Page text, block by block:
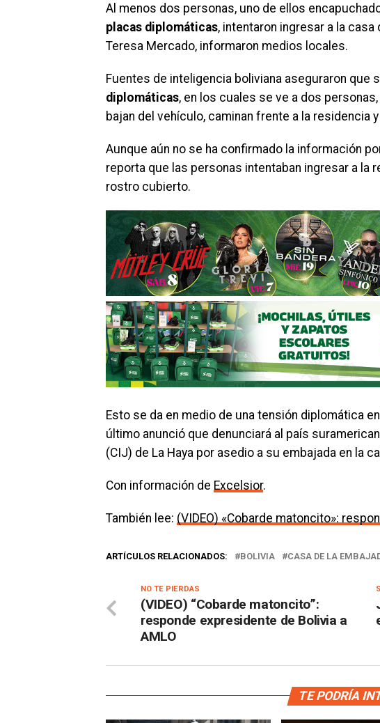
Al menos dos personas, uno de ellos
placas diplomáticas, intentaron ingresar a la
Teresa Mercado, informaron medios locales.
Fuentes de inteligencia boliviana aseguraron que
diplomáticas, en los cuales se ve a dos
bajan del vehículo, caminan frente a la residencia
Aunque aún no se ha confirmado la información
reporta que las personas intentaban ingresar a la
rostro cubierto.
Esto se da en medio de una tensión diplomática
último anunció que denunciará al país
(CIJ) de La Haya por asedio a su embajada en la
Con información de Excelsior.
También lee: (VIDEO) «Cobarde matoncito»:
ARTÍCULOS RELACIONADOS: BOLIVIA CASA DE LA
NO TE PIERDAS
(VIDEO) “Cobarde matoncito”:
responde expresidente de Bolivia a
AMLO
TE PODRÍA